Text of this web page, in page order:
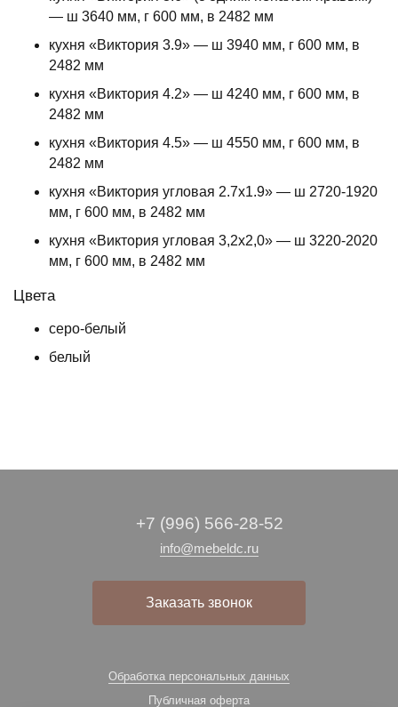
— ш 3640 мм, г 600 мм, в 2482 мм
кухня «Виктория 3.9» — ш 3940 мм, г 600 мм, в
2482 мм
кухня «Виктория 4.2» — ш 4240 мм, г 600 мм, в
2482 мм
кухня «Виктория 4.5» — ш 4550 мм, г 600 мм, в
2482 мм
кухня «Виктория угловая 2.7х1.9» — ш 2720-1920
мм, г 600 мм, в 2482 мм
кухня «Виктория угловая 3,2х2,0» — ш 3220-2020
мм, г 600 мм, в 2482 мм
Цвета
серо-белый
белый
+7 (996) 566-28-52
info@mebeldc.ru
Заказать звонок
Обработка персональных данных
Публичная оферта